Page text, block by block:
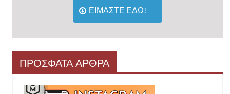
ΕΙΜΑΣΤΕ ΕΔΩ!
ΠΡΟΣΦΑΤΑ ΑΡΘΡΑ